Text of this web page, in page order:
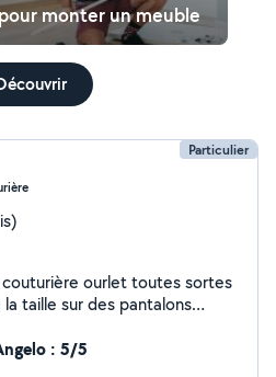
monter un meuble
Particulier
ourlet toutes sortes
homme et femme
: 5/5